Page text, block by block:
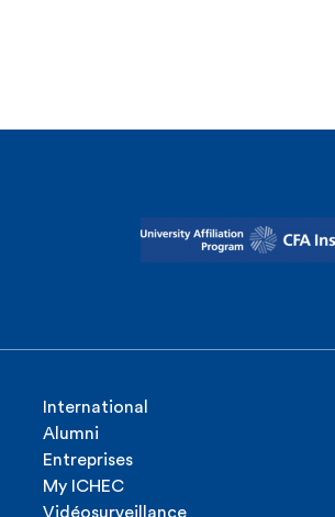
International
Alumni
Entreprises
My ICHEC
Vidéosurveillance